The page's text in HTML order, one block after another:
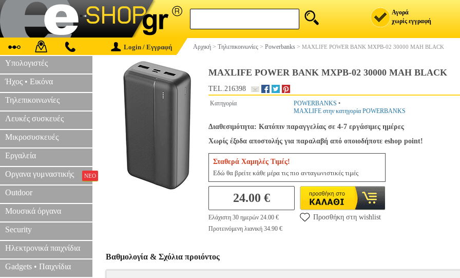
Αγορά
χωρίς εγγραφή
Login / Εγγραφή Αρχική > Τηλεπικοινωνίες > Powerbanks > MAXLIFE POWER BANK MXPB-02 30000 MAH BLACK
Υπολογιστές
Ήχος • Εικόνα
Τηλεπικοινωνίες
Λευκές συσκευές
Μικροσυσκευές
Εργαλεία
Οργανα γυμναστικής ΝΕΟ
Outdoor
Μουσικά όργανα
Security
Ηλεκτρονικά παιχνίδια
Gadgets • Παιχνίδια
MAXLIFE POWER BANK MXPB-02 30000 MAH BLACK
TEL.216398
Κατηγορία POWERBANKS •
MAXLIFE στην κατηγορία POWERBANKS
Διαθεσιμότητα: Κατόπιν παραγγελίας σε 4-7 εργάσιμες ημέρες
Χωρίς έξοδα αποστολής για παραλαβή από οποιοδήποτε eshop point!
Σταθερά Χαμηλές Τιμές!
Εδώ θα βρείτε κάθε μέρα τις πιο ανταγωνιστικές τιμές
24.00 €
Ελάχιστη 30 ημερών 24.00 €
Προτεινόμενη λιανική 34.90 €
Προσθήκη στη wishlist
Βαθμολογία & Σχόλια προιόντος